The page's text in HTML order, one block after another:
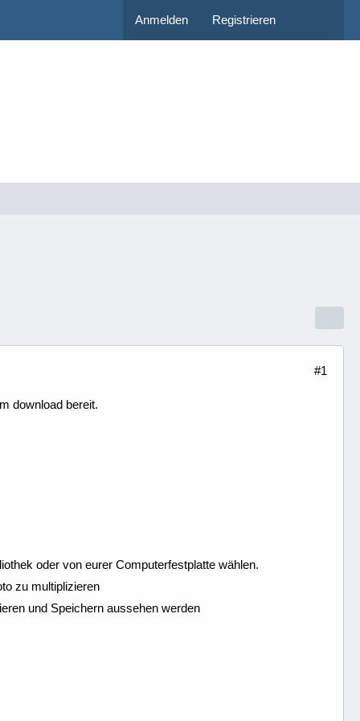
Anmelden Registrieren
#1
download bereit.
oder von eurer Computerfestplatte wählen.
zu multiplizieren
und Speichern aussehen werden